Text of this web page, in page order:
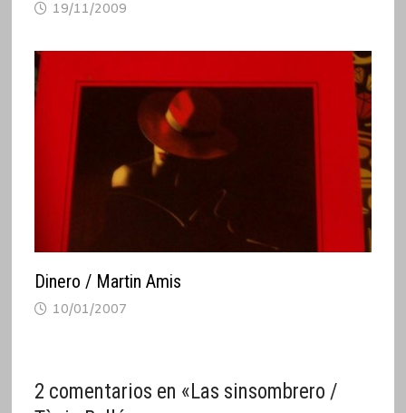
19/11/2009
Dinero / Martin Amis
10/01/2007
2 comentarios en «Las sinsombrero /